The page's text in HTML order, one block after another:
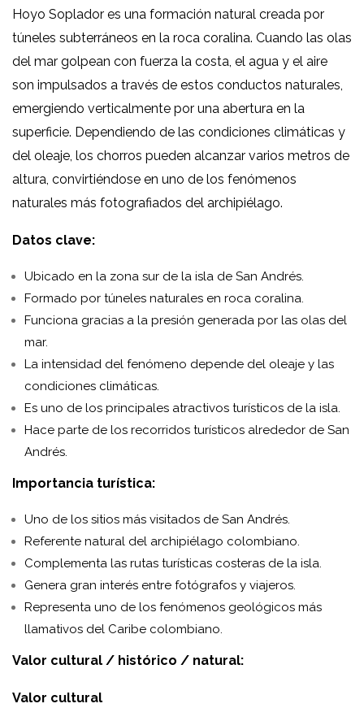
Hoyo Soplador es una formación natural creada por
túneles subterráneos en la roca coralina. Cuando las olas
del mar golpean con fuerza la costa, el agua y el aire
son impulsados a través de estos conductos naturales,
emergiendo verticalmente por una abertura en la
superficie. Dependiendo de las condiciones climáticas y
del oleaje, los chorros pueden alcanzar varios metros de
altura, convirtiéndose en uno de los fenómenos
naturales más fotografiados del archipiélago.
Datos clave:
Ubicado en la zona sur de la isla de San Andrés.
Formado por túneles naturales en roca coralina.
Funciona gracias a la presión generada por las olas del
mar.
La intensidad del fenómeno depende del oleaje y las
condiciones climáticas.
Es uno de los principales atractivos turísticos de la isla.
Hace parte de los recorridos turísticos alrededor de San
Andrés.
Importancia turística:
Uno de los sitios más visitados de San Andrés.
Referente natural del archipiélago colombiano.
Complementa las rutas turísticas costeras de la isla.
Genera gran interés entre fotógrafos y viajeros.
Representa uno de los fenómenos geológicos más
llamativos del Caribe colombiano.
Valor cultural / histórico / natural:
Valor cultural